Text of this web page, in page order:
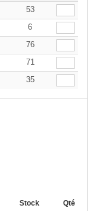
53
6
76
71
35
Stock Qté